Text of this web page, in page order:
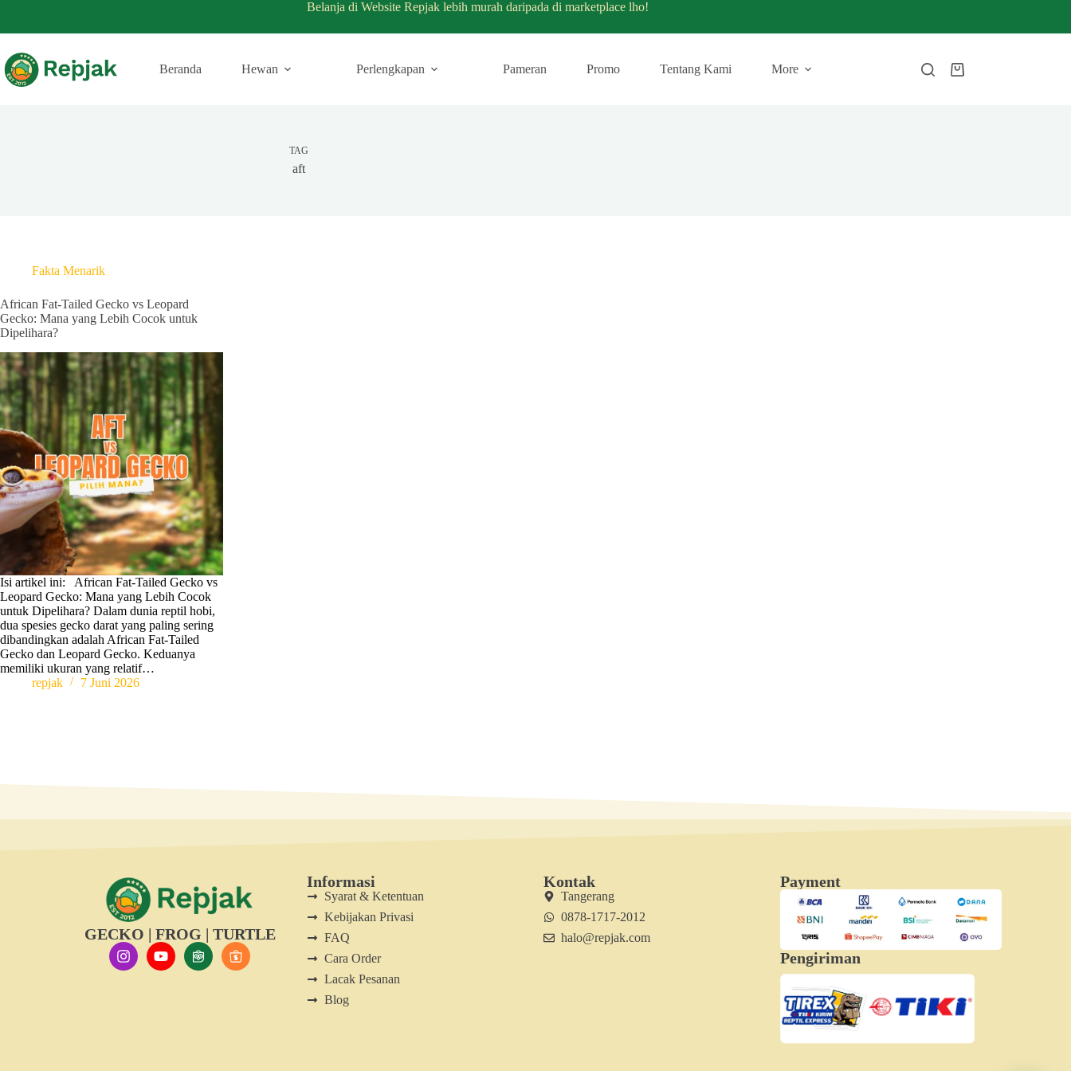
Belanja di Website Repjak lebih murah daripada di marketplace lho!
Beranda Hewan Perlengkapan Pameran Promo Tentang Kami More
TAG
aft
Fakta Menarik
African Fat-Tailed Gecko vs Leopard
Gecko: Mana yang Lebih Cocok untuk
Dipelihara?
Isi artikel ini: African Fat-Tailed Gecko vs
Leopard Gecko: Mana yang Lebih Cocok
untuk Dipelihara? Dalam dunia reptil hobi,
dua spesies gecko darat yang paling sering
dibandingkan adalah African Fat-Tailed
Gecko dan Leopard Gecko. Keduanya
memiliki ukuran yang relatif…
repjak
7 Juni 2026
GECKO | FROG | TURTLE
Informasi
Syarat & Ketentuan
Kebijakan Privasi
FAQ
Cara Order
Lacak Pesanan
Blog
Kontak
Tangerang
0878-1717-2012
halo@repjak.com
Payment
Pengiriman